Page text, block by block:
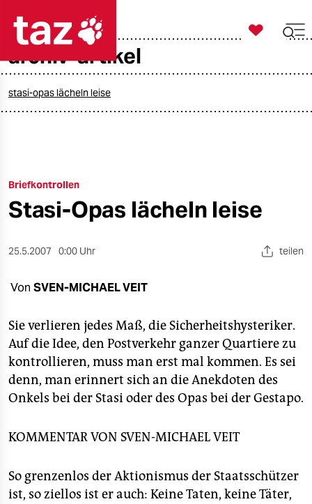
öko
gesellschaft
kultur
sport
nord
wahrheit
verlag
verlag
shop

taz zahl ich
archiv-artikel
stasi-opas lächeln leise
Briefkontrollen
Stasi-Opas lächeln leise
25.5.2007 0:00 Uhr teilen
Von SVEN-MICHAEL VEIT
Sie verlieren jedes Maß, die Sicherheitshysteriker.
Auf die Idee, den Postverkehr ganzer Quartiere zu
kontrollieren, muss man erst mal kommen. Es sei
denn, man erinnert sich an die Anekdoten des
Onkels bei der Stasi oder des Opas bei der Gestapo.
KOMMENTAR VON SVEN-MICHAEL VEIT
So grenzenlos der Aktionismus der Staatsschützer
ist, so ziellos ist er auch: Keine Taten, keine Täter,